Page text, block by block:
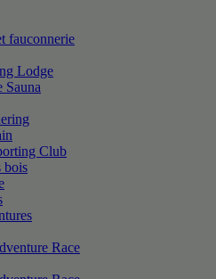
fauconnerie
Lodge
Sauna
Club
bois
Race